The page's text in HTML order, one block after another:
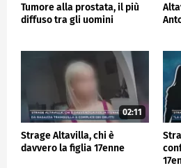
Tumore alla prostata, il più
diffuso tra gli uomini
02:11
Strage Altavilla, chi è
davvero la figlia 17enne